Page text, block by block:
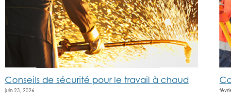
Conseils de sécurité pour le travail à chaud
juin 23, 2026